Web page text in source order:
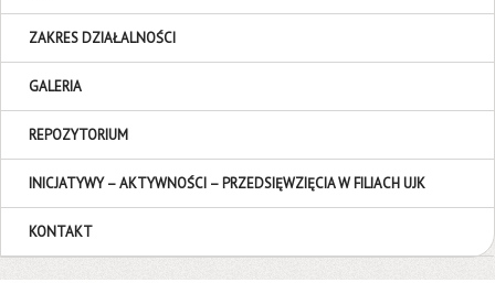
ZAKRES DZIAŁALNOŚCI
GALERIA
REPOZYTORIUM
INICJATYWY – AKTYWNOŚCI – PRZEDSIĘWZIĘCIA W FILIACH UJK
KONTAKT